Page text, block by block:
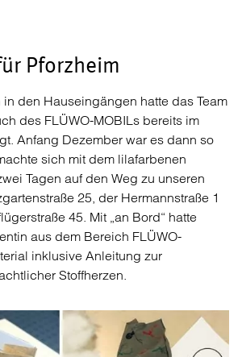
Pforzheim
den Hauseingängen hatte das Team
des FLÜWO-MOBILs bereits im
Anfang Dezember war es dann so
sich mit dem lilafarbenen
Tagen auf den Weg zu unseren
25, der Hermannstraße 1
45. Mit „an Bord“ hatte
aus dem Bereich FLÜWO-
inklusive Anleitung zur
Stoffherzen.